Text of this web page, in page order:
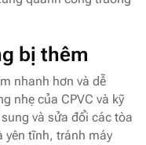
bị thêm
nhanh hơn và dễ
nhẹ của CPVC và kỹ
và sửa đổi các tòa
yên tĩnh, tránh máy